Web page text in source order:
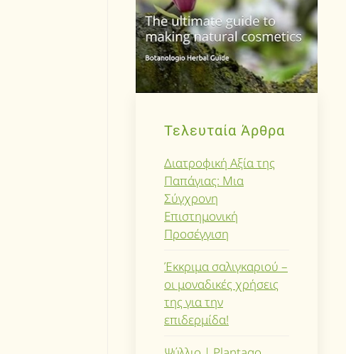
Τελευταία Άρθρα
Διατροφική Αξία της
Παπάγιας: Μια
Σύγχρονη
Επιστημονική
Προσέγγιση
Έκκριμα σαλιγκαριού –
οι μοναδικές χρήσεις
της για την
επιδερμίδα!